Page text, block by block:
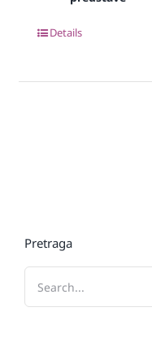
Details
Pretraga